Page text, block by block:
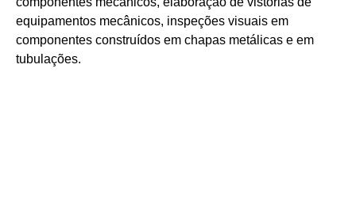
equipamentos mecânicos, inspeções visuais em
componentes construídos em chapas metálicas e em
tubulações.